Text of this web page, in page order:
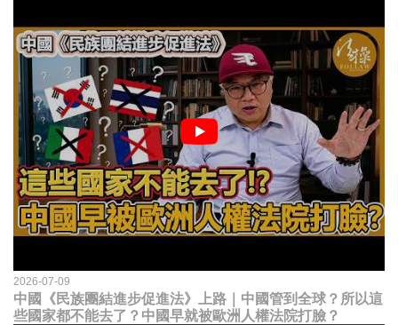
2026-07-09
中國《民族團結進步促進法》上路｜中國管到全球？所以這
些國家都不能去了？中國早就被歐洲人權法院打臉？